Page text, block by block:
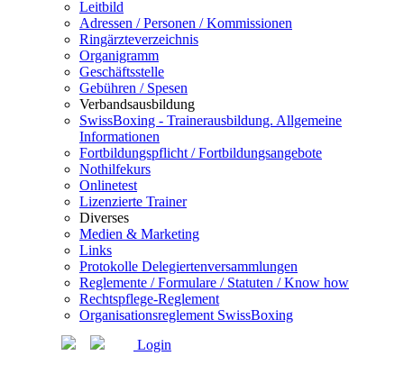
Leitbild
Adressen / Personen / Kommissionen
Ringärzteverzeichnis
Organigramm
Geschäftsstelle
Gebühren / Spesen
Verbandsausbildung
SwissBoxing - Trainerausbildung. Allgemeine
Informationen
Fortbildungspflicht / Fortbildungsangebote
Nothilfekurs
Onlinetest
Lizenzierte Trainer
Diverses
Medien & Marketing
Links
Protokolle Delegiertenversammlungen
Reglemente / Formulare / Statuten / Know how
Rechtspflege-Reglement
Organisationsreglement SwissBoxing
Login